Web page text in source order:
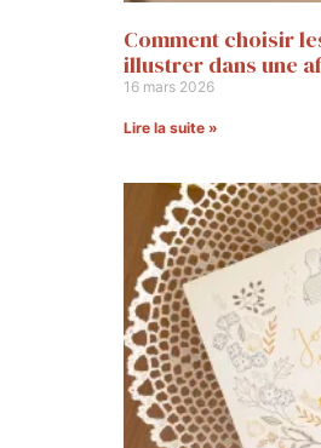
Comment choisir
illustrer dans une
16 mars 2026
Lire la suite »